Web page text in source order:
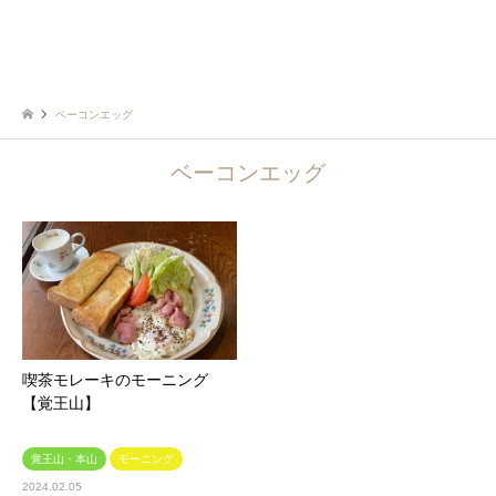
ベーコンエッグ
ベーコンエッグ
喫茶モレーキのモーニング
【覚王山】
覚王山・本山 モーニング
2024.02.05